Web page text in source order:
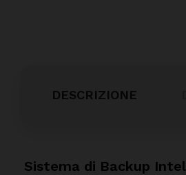
DESCRIZIONE
Sistema di Backup